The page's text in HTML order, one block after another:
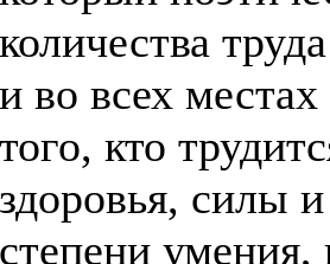
количества
и во всех
того, кто
здоровья, силы
степени умения,